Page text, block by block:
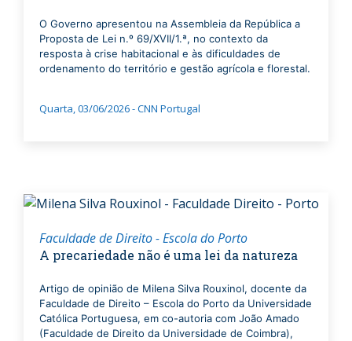
O Governo apresentou na Assembleia da República a
Proposta de Lei n.º 69/XVII/1.ª, no contexto da
resposta à crise habitacional e às dificuldades de
ordenamento do território e gestão agrícola e florestal.
Quarta, 03/06/2026 - CNN Portugal
Faculdade de Direito - Escola do Porto
A precariedade não é uma lei da natureza
Artigo de opinião de Milena Silva Rouxinol, docente da
Faculdade de Direito – Escola do Porto da Universidade
Católica Portuguesa, em co-autoria com João Amado
(Faculdade de Direito da Universidade de Coimbra),